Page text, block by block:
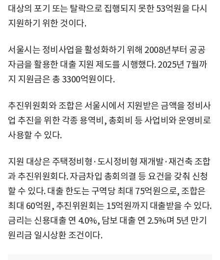
대상의 포기 또는 탈락으로 집행되지 못한 53억원을 다시
지원하기 위한 것이다.
서울시는 정비사업을 활성화하기 위해 2008년부터 공공
자금을 활용한 대출 지원 제도를 시행했다. 2025년 7월까
지 지원금은 총 3300억원이다.
추진위원회와 조합은 서울시에서 지원받은 금액을 정비사
업 추진을 위한 각종 용역비, 총회비 등 사업비와 운영비로
사용할 수 있다.
지원 대상은 주택정비형·도시정비형 재개발·재건축 조합
과 추진위원회다. 자금차입 총회의결 등 요건을 갖춰 신청
할 수 있다. 대출 한도는 구역당 최대 75억원으로, 조합은
최대 60억원, 추진위원회는 15억원까지 대출받을 수 있다.
금리는 신용대출 연 4.0%, 담보 대출 연 2.5%며 5년 만기
원리금 일시상환 조건이다.